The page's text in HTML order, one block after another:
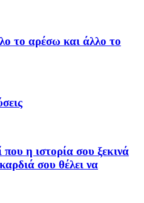
το αρέσω και άλλο το
που η ιστορία σου ξεκινά
σου θέλει να